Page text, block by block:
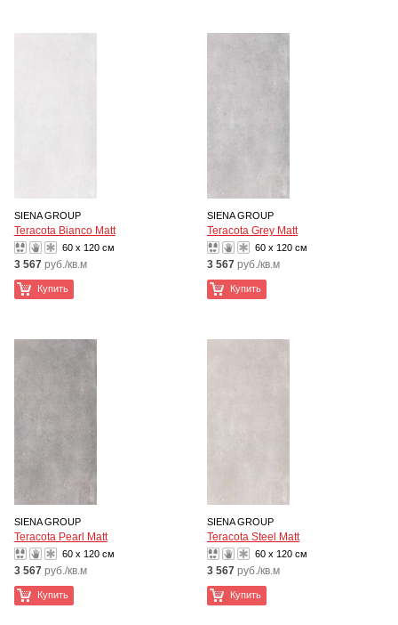
SIENA GROUP
Teracota Bianco Matt
60 x 120 см
3 567 руб./кв.м
Купить
SIENA GROUP
Teracota Grey Matt
60 x 120 см
3 567 руб./кв.м
Купить
SIENA GROUP
Teracota Pearl Matt
60 x 120 см
3 567 руб./кв.м
Купить
SIENA GROUP
Teracota Steel Matt
60 x 120 см
3 567 руб./кв.м
Купить